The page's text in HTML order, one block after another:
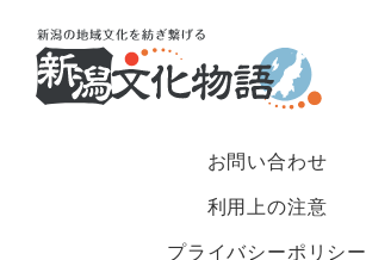
お問い合わせ
利用上の注意
プライバシーポリシー